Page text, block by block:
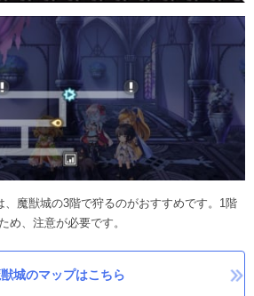
、魔獣城の3階で狩るのがおすすめです。1階
め、注意が必要です。
城のマップはこちら